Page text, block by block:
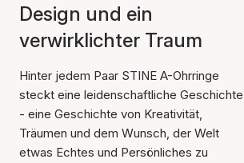
Design und ein
verwirklichter Traum
Hinter jedem Paar STINE A-Ohrringe
steckt eine leidenschaftliche Geschichte
- eine Geschichte von Kreativität,
Träumen und dem Wunsch, der Welt
etwas Echtes und Persönliches zu